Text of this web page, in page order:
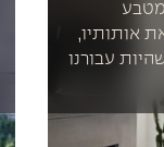
אותותיו,
עבורנו